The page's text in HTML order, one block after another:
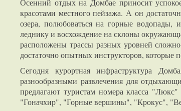
Осенний отдых на Домбае приносит
красотами местного пейзажа. А он
озера, полюбоваться на горные
леднику и восхождение на склоны
расположены трассы разных уровней
достаточно опытных инструкторов, которые
Сегодня курортная инфраструктура
разнообразными развлечения для
предлагают туристам номера класса
"Гоначхир", "Горные вершины", "Крокус",